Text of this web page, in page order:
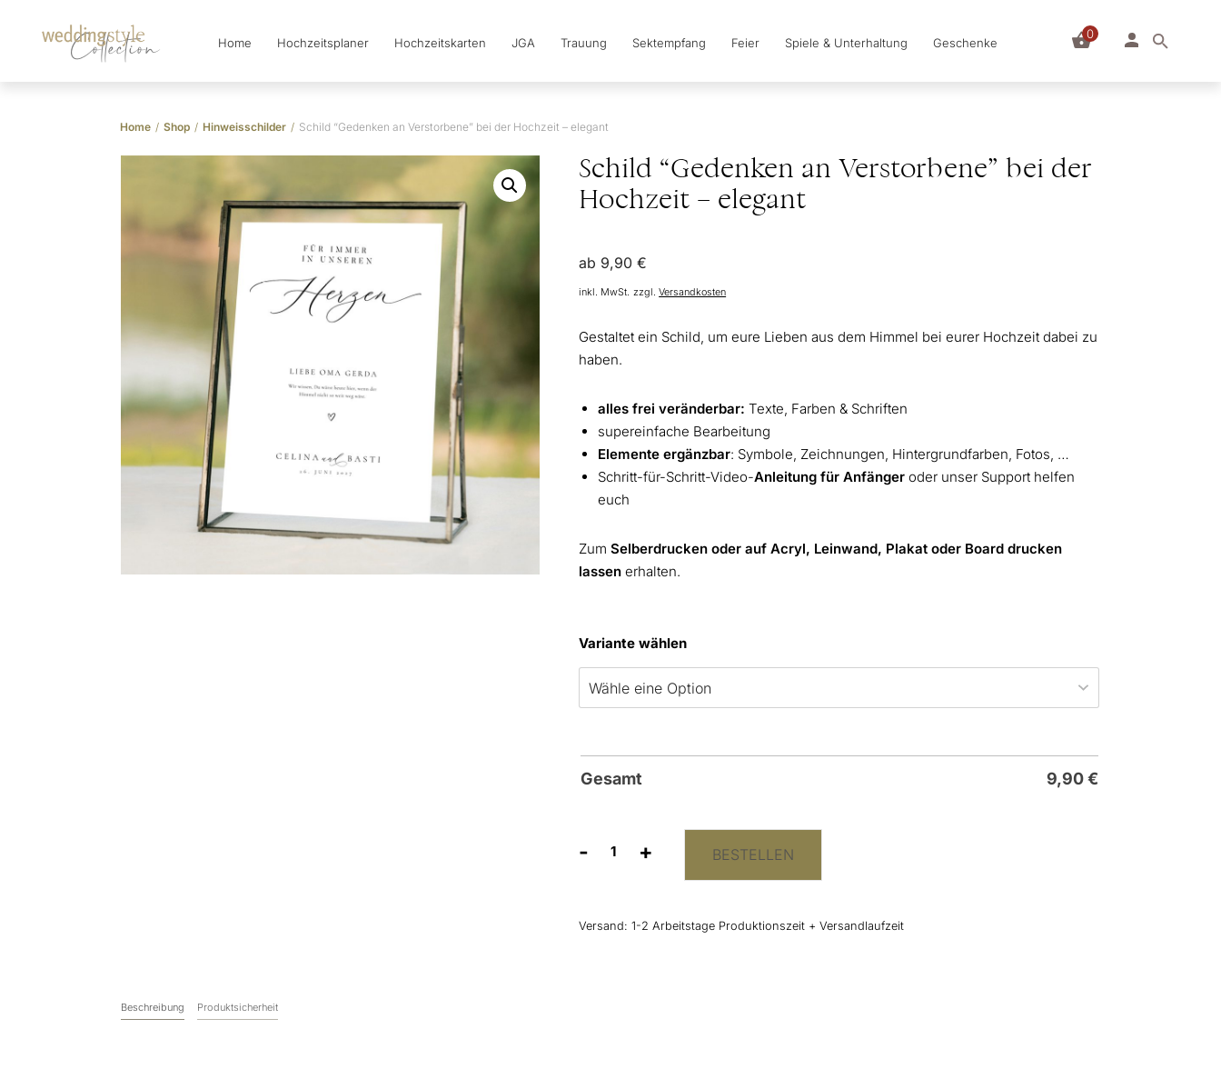
Collection Home Hochzeitsplaner Hochzeitskarten JGA Trauung Sektempfang Feier Spiele & Unterhaltung Geschenke
0
Home / Shop / Hinweisschilder / Schild “Gedenken an Verstorbene” bei der Hochzeit – elegant
Schild “Gedenken an Verstorbene” bei der
Hochzeit – elegant
ab 9,90€
inkl. MwSt. zzgl.Versandkosten
Gestaltet ein Schild, um eure Lieben aus dem Himmel bei eurer Hochzeit dabei zu
haben.
alles frei veränderbar:Texte, Farben & Schriften
supereinfache Bearbeitung
Elemente ergänzbar: Symbole, Zeichnungen, Hintergrundfarben, Fotos, …
Schritt-für-Schritt-Video-Anleitung für Anfänger oder unser Support helfen
euch
ZumSelberdrucken oder auf Acryl, Leinwand, Plakat oder Board drucken
lassen erhalten.
Variante wählen
Gesamt 9,90€
-
Schild
Verstorbene"
+ BESTELLEN
Versand:1-2 Arbeitstage Produktionszeit + Versandlaufzeit
Beschreibung Produktsicherheit